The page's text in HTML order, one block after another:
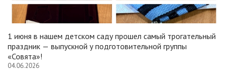
1 июня в нашем детском саду прошел самый трогательный
праздник — выпускной у подготовительной группы
«Совята»!
04.06.2026